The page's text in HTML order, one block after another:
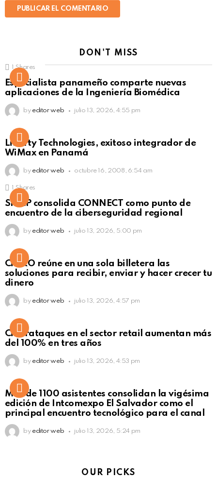
DON'T MISS
Click to view this post
Shares
Especialista panameño comparte nuevas
aplicaciones de la Ingeniería Biomédica
by editor web julio 13, 2026, 4:55 pm
Liberty Technologies, exitoso integrador de
WiMax en Panamá
by editor web octubre 16, 2008, 6:54 am
Click to view this post
Shares
SISAP consolida CONNECT como punto de
encuentro de la ciberseguridad regional
by editor web julio 13, 2026, 5:00 pm
Not Safe For Work
Click to view this post
CiNKO reúne en una sola billetera las
soluciones para recibir, enviar y hacer crecer tu
dinero
by editor web julio 13, 2026, 4:57 pm
Ciberataques en el sector retail aumentan más
del 100% en tres años
by editor web julio 13, 2026, 4:53 pm
Más de 1100 asistentes consolidan la vigésima
edición de Intcomexpo El Salvador como el
principal encuentro tecnológico para el canal
by editor web julio 13, 2026, 5:24 pm
OUR PICKS